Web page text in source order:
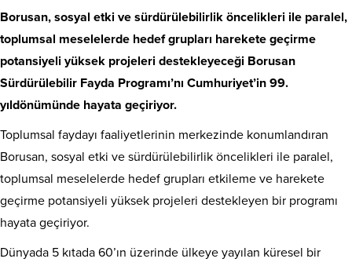
Borusan, sosyal etki ve sürdürülebilirlik öncelikleri ile paralel,
toplumsal meselelerde hedef grupları harekete geçirme
potansiyeli yüksek projeleri destekleyeceği Borusan
Sürdürülebilir Fayda Programı’nı Cumhuriyet’in 99.
yıldönümünde hayata geçiriyor.
Toplumsal faydayı faaliyetlerinin merkezinde konumlandıran
Borusan, sosyal etki ve sürdürülebilirlik öncelikleri ile paralel,
toplumsal meselelerde hedef grupları etkileme ve harekete
geçirme potansiyeli yüksek projeleri destekleyen bir programı
hayata geçiriyor.
Dünyada 5 kıtada 60’ın üzerinde ülkeye yayılan küresel bir